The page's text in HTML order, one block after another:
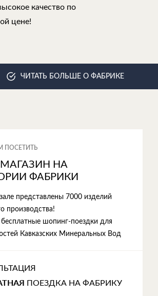
качество по
цене!
ЧИТАТЬ БОЛЬШЕ О ФАБРИКЕ
ПОСЕТИТЬ
НА
ФАБРИКИ
представлены 7000 изделий
производства!
шопинг-поездки для
Кавказских Минеральных Вод
ПОЕЗДКА НА ФАБРИКУ